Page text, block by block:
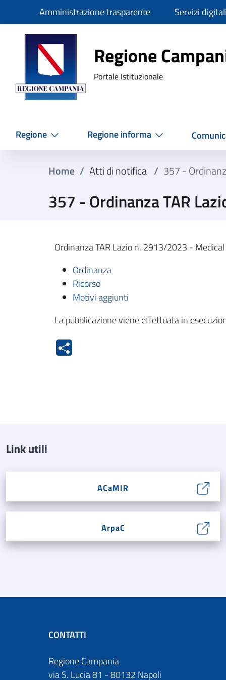
SlimAmministrazione trasparente Servizi
Regione
Regione
Portale Istituzionale
Regione Regione informa
Home / Atti di notifica / 357 -
357 - Ordinanza TAR
Ordinanza TAR Lazio n. 2913/2023 - Medical
Ordinanza
Ricorso
Motivi aggiunti
La pubblicazione viene effettuata in
Link utili
ACaMIR
ArpaC
CONTATTI
Regione Campania
via S. Lucia 81 - 80132 Napoli